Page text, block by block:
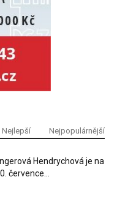
Nejlepší Nejpopulárnější
Hendrychová je na
července...